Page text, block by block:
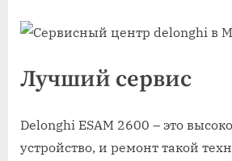
Лучший сервис
Delonghi ESAM 2600 – это
устройство, и ремонт такой